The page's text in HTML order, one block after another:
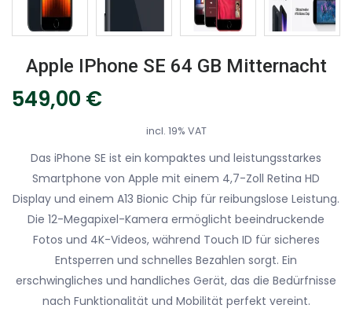
Apple IPhone SE 64 GB Mitternacht
549,00 €
incl. 19% VAT
Das iPhone SE ist ein kompaktes und leistungsstarkes
Smartphone von Apple mit einem 4,7-Zoll Retina HD
Display und einem A13 Bionic Chip für reibungslose Leistung.
Die 12-Megapixel-Kamera ermöglicht beeindruckende
Fotos und 4K-Videos, während Touch ID für sicheres
Entsperren und schnelles Bezahlen sorgt. Ein
erschwingliches und handliches Gerät, das die Bedürfnisse
nach Funktionalität und Mobilität perfekt vereint.